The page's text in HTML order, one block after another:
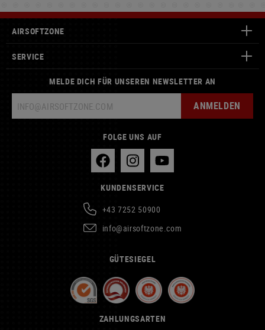
AIRSOFTZONE
SERVICE
MELDE DICH FÜR UNSEREN NEWSLETTER AN
ANMELDEN
FOLGE UNS AUF
KUNDENSERVICE
+43 7252 50900
info@airsoftzone.com
GÜTESIEGEL
ZAHLUNGSARTEN